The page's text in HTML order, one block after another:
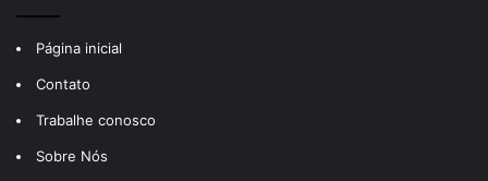
Página inicial
Contato
Trabalhe conosco
Sobre Nós